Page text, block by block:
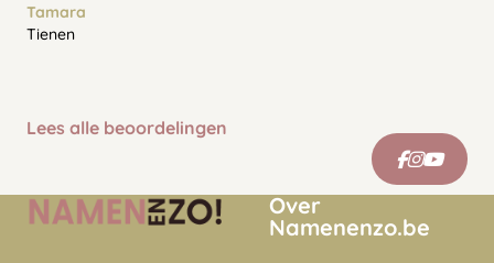
Tamara
Tienen
Lees alle beoordelingen
Over
Namenenzo.be